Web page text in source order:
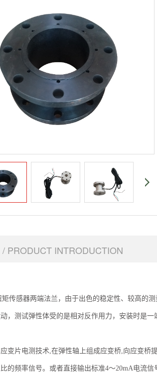
/ PRODUCT INTRODUCTION
矩传感器两端法兰，由于出色的稳定性、较高的
，测试弹性体受的是相对反作用力，安装时是一
变片电测技术,在弹性轴上组成应变桥,向应变桥
的频率信号。或者直接输出标准4～20mA电流信